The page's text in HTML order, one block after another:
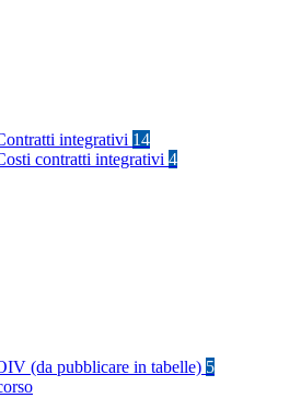
integrativi 14
contratti integrativi 4
(da pubblicare in tabelle) 5